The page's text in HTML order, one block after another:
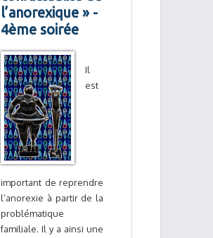
l’anorexique » -
4ème soirée
Il
est
important de reprendre
l’anorexie à partir de la
problématique
familiale. Il y a ainsi une